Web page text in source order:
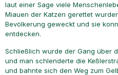
laut einer Sage viele
Miauen der Katzen gerettet
Bevölkerung geweckt und sie
entdecken.
Schließlich wurde der Gang über
und man schlenderte die
und bahnte sich den Weg zum